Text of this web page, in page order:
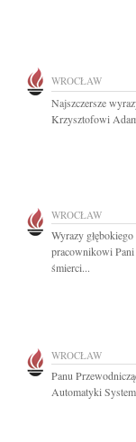
WROCŁAW
Najszczersze
Krzysztofowi
WROCŁAW
Wyrazy
pracownikowi Pani
śmierci...
WROCŁAW
Panu
Automatyki